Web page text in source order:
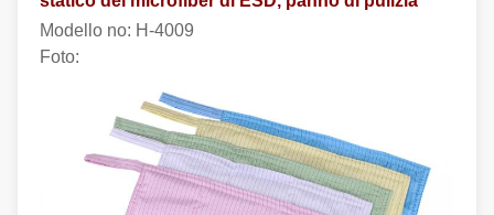
Modello no: H-4009
Foto: